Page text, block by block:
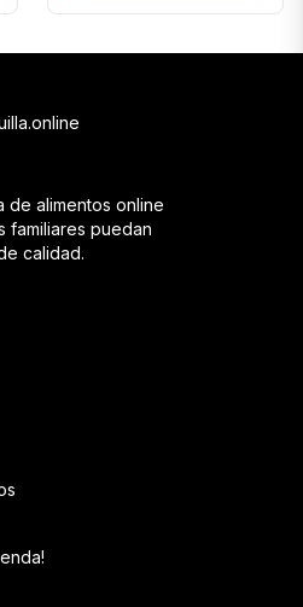
de alimentos online
familiares puedan
calidad.